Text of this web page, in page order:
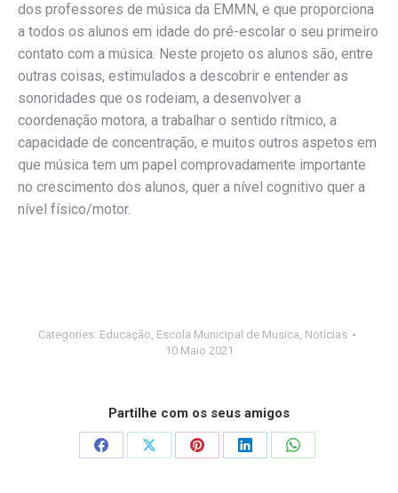
dos professores de música da EMMN, e que proporciona
a todos os alunos em idade do pré-escolar o seu primeiro
contato com a música. Neste projeto os alunos são, entre
outras coisas, estimulados a descobrir e entender as
sonoridades que os rodeiam, a desenvolver a
coordenação motora, a trabalhar o sentido rítmico, a
capacidade de concentração, e muitos outros aspetos em
que música tem um papel comprovadamente importante
no crescimento dos alunos, quer a nível cognitivo quer a
nível físico/motor.
Categories: Educação, Escola Municipal de Musica, Notícias
10 Maio 2021
Partilhe com os seus amigos
Share
Share
Share
Share
Share